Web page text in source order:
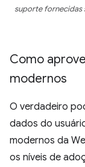
suporte fornecidas
Como
modernos
O verdadeiro
dados do
modernos da
os níveis de